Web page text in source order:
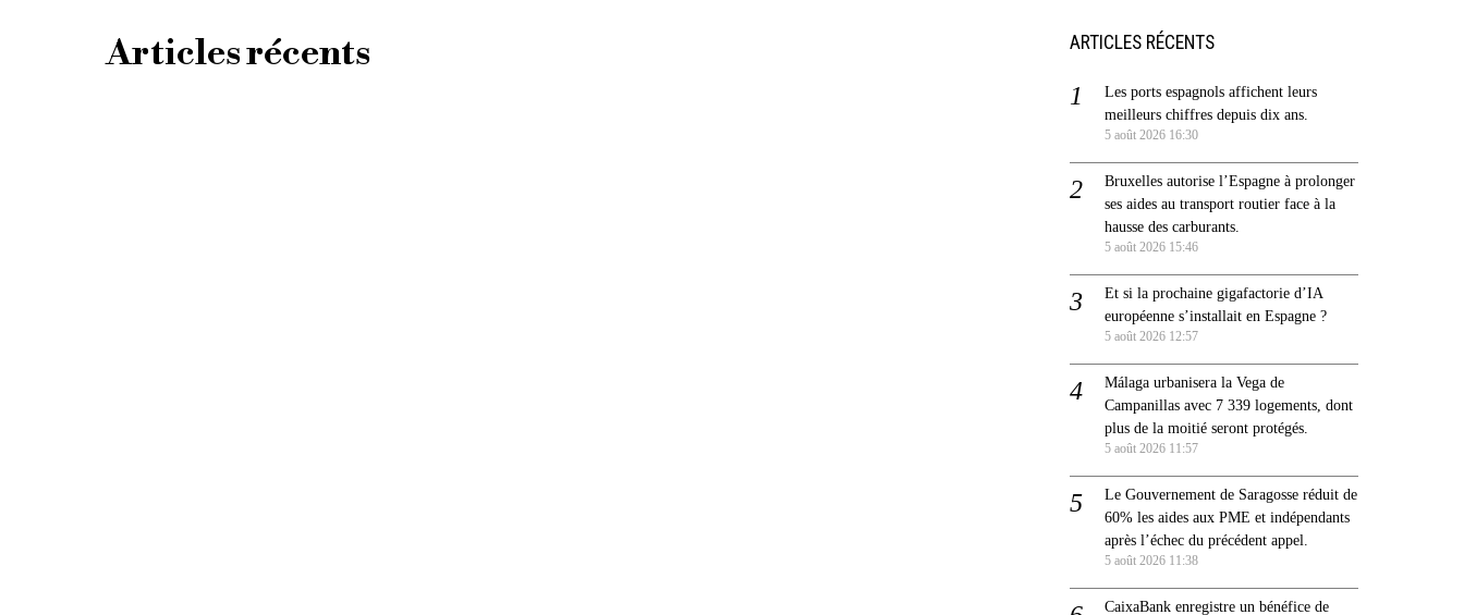
Articles récents ARTICLES RÉCENTS
Les ports espagnols affichent leurs
meilleurs chiffres depuis dix ans.
5 août 2026 16:30
Bruxelles autorise l’Espagne à prolonger
ses aides au transport routier face à la
hausse des carburants.
5 août 2026 15:46
Et si la prochaine gigafactorie d’IA
européenne s’installait en Espagne ?
5 août 2026 12:57
Málaga urbanisera la Vega de
Campanillas avec 7 339 logements, dont
plus de la moitié seront protégés.
5 août 2026 11:57
Le Gouvernement de Saragosse réduit de
60% les aides aux PME et indépendants
après l’échec du précédent appel.
5 août 2026 11:38
CaixaBank enregistre un bénéfice de